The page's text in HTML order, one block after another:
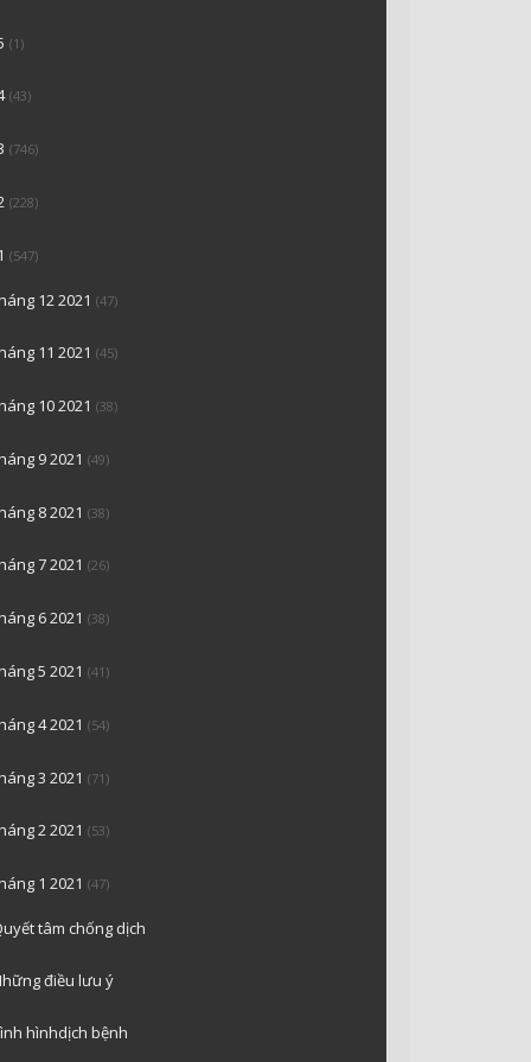
(1)
(43)
(746)
(228)
(547)
12 2021 (47)
11 2021 (45)
10 2021 (38)
9 2021 (49)
8 2021 (38)
7 2021 (26)
6 2021 (38)
5 2021 (41)
4 2021 (54)
3 2021 (71)
2 2021 (53)
1 2021 (47)
tâm chống dịch
điều lưu ý
hìnhdịch bệnh